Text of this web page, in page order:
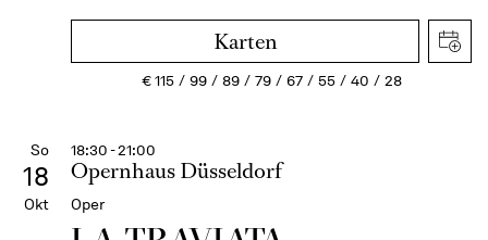
Karten
€115 99 89 79 67 55 40 28
So
18
Okt
18:30 - 21:00
Opernhaus Düsseldorf
Oper